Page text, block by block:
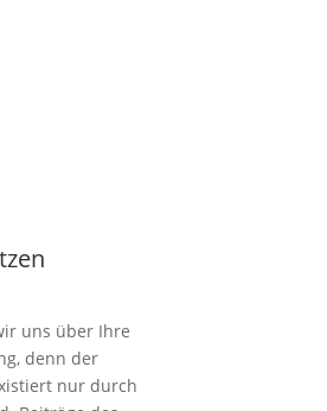
uns über Ihre
denn der
nur durch